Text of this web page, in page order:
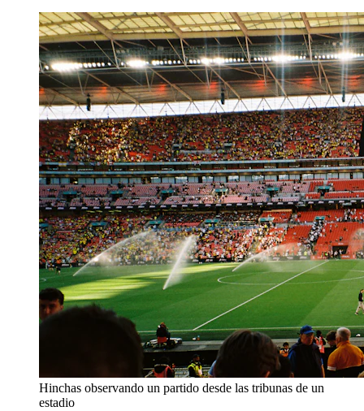
Hinchas observando un partido desde las tribunas de un
estadio